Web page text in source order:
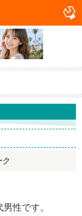
ク
性です。